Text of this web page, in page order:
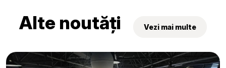
Alte noutăți Vezi mai multe